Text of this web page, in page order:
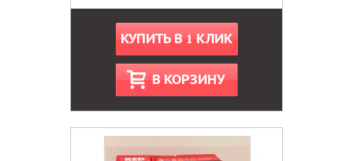
КУПИТЬ В 1 КЛИК
В КОРЗИНУ